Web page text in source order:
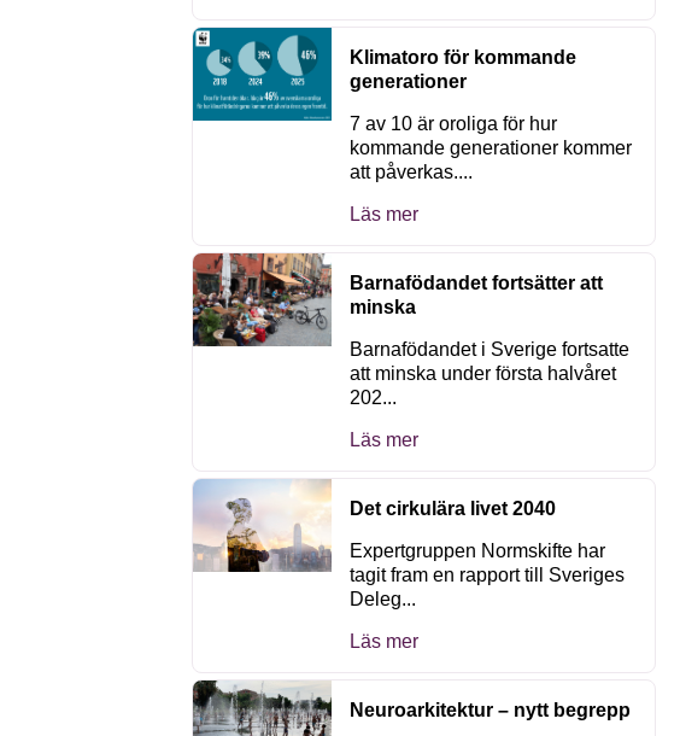
Klimatoro för kommande
generationer
7 av 10 är oroliga för hur
kommande generationer kommer
att påverkas....
Läs mer
Barnafödandet fortsätter att
minska
Barnafödandet i Sverige fortsatte
att minska under första halvåret
202...
Läs mer
Det cirkulära livet 2040
Expertgruppen Normskifte har
tagit fram en rapport till Sveriges
Deleg...
Läs mer
Neuroarkitektur – nytt begrepp